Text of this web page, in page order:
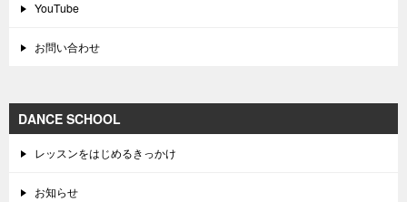
YouTube
お問い合わせ
DANCE SCHOOL
レッスンをはじめるきっかけ
お知らせ